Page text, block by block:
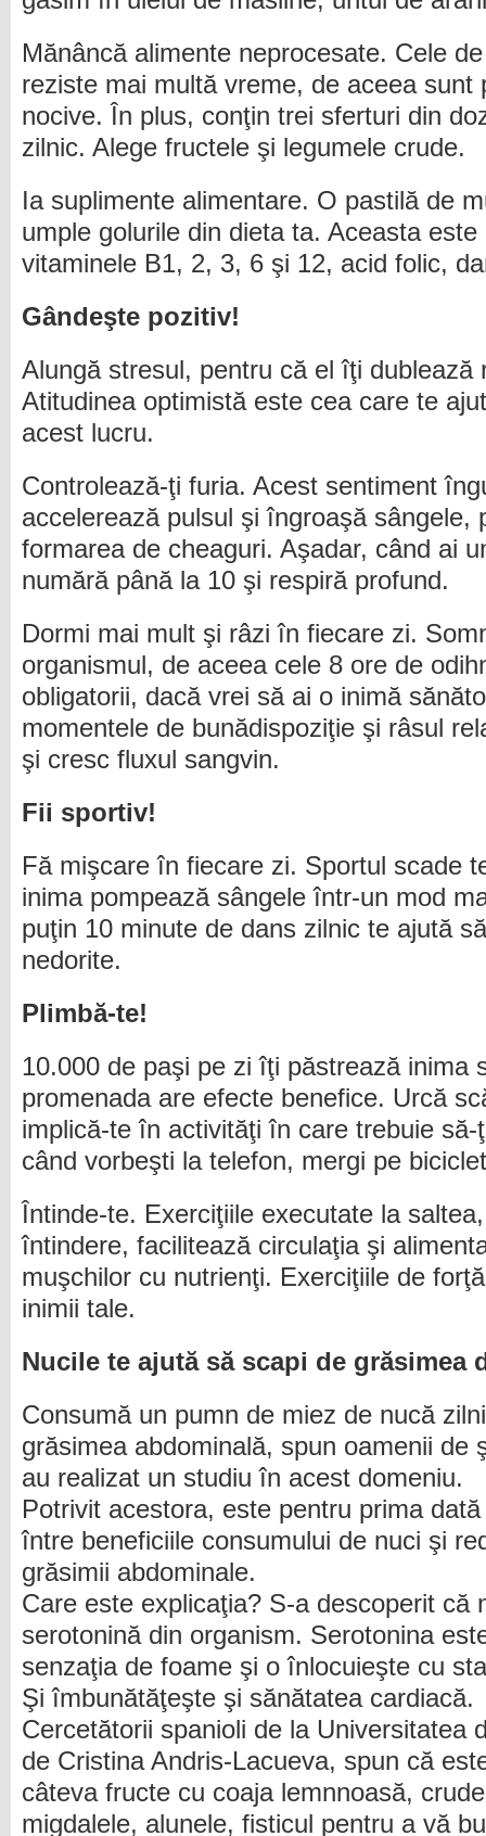
Mănâncă alimente neprocesate. Cele
reziste mai multă vreme, de aceea sunt
nocive. În plus, conţin trei sferturi din
zilnic. Alege fructele şi legumele crude.
Ia suplimente alimentare. O pastilă de
umple golurile din dieta ta. Aceasta
vitaminele B1, 2, 3, 6 şi 12, acid folic,
Gândeşte pozitiv!
Alungă stresul, pentru că el îţi dublează
Atitudinea optimistă este cea care te
acest lucru.
Controlează-ţi furia. Acest sentiment
accelerează pulsul şi îngroaşă sângele,
formarea de cheaguri. Aşadar, când ai
numără până la 10 şi respiră profund.
Dormi mai mult şi râzi în fiecare zi.
organismul, de aceea cele 8 ore de
obligatorii, dacă vrei să ai o inimă
momentele de bunădispoziţie şi râsul
şi cresc fluxul sangvin.
Fii sportiv!
Fă mişcare în fiecare zi. Sportul scade
inima pompează sângele într-un mod
puţin 10 minute de dans zilnic te ajută
nedorite.
Plimbă-te!
10.000 de paşi pe zi îţi păstrează inima
promenada are efecte benefice. Urcă
implică-te în activităţi în care trebuie
când vorbeşti la telefon, mergi pe
Întinde-te. Exerciţiile executate la
întindere, facilitează circulaţia şi
muşchilor cu nutrienţi. Exerciţiile de
inimii tale.
Nucile te ajută să scapi de grăsimea
Consumă un pumn de miez de nucă
grăsimea abdominală, spun oamenii de
au realizat un studiu în acest domeniu.
Potrivit acestora, este pentru prima
între beneficiile consumului de nuci şi
grăsimii abdominale.
Care este explicaţia? S-a descoperit că
serotonină din organism. Serotonina
senzaţia de foame şi o înlocuieşte cu
Şi îmbunătăţeşte şi sănătatea cardiacă.
Cercetătorii spanioli de la Universitatea
de Cristina Andris-Lacueva, spun că
câteva fructe cu coaja lemnnoasă,
migdalele, alunele, fisticul pentru a vă